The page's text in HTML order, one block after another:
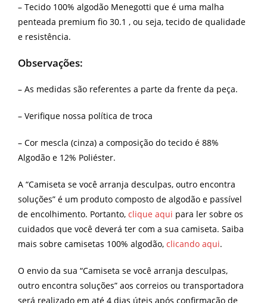
– Tecido 100% algodão Menegotti que é uma malha
penteada premium fio 30.1 , ou seja, tecido de qualidade
e resistência.
Observações:
– As medidas são referentes a parte da frente da peça.
– Verifique nossa política de troca
– Cor mescla (cinza) a composição do tecido é 88%
Algodão e 12% Poliéster.
A “Camiseta se você arranja desculpas, outro encontra
soluções” é um produto composto de algodão e passível
de encolhimento. Portanto, clique aqui para ler sobre os
cuidados que você deverá ter com a sua camiseta. Saiba
mais sobre camisetas 100% algodão, clicando aqui.
O envio da sua “Camiseta se você arranja desculpas,
outro encontra soluções” aos correios ou transportadora
será realizado em até 4 dias úteis após confirmação de